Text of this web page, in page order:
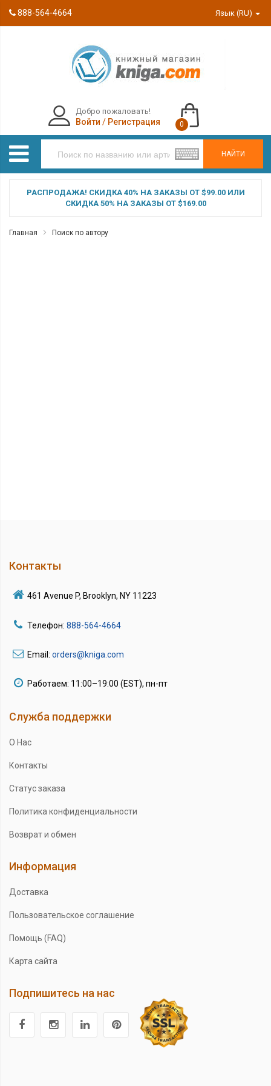
888-564-4664 Язык (RU)
НАЙТИ
Добро пожаловать!
Войти / Регистрация 0
РАСПРОДАЖА! СКИДКА 40% НА ЗАКАЗЫ ОТ $99.00 ИЛИ
СКИДКА 50% НА ЗАКАЗЫ ОТ $169.00
Главная Поиск по автору
Контакты
461 Avenue P, Brooklyn, NY 11223
Телефон: 888-564-4664
Email: orders@kniga.com
Работаем: 11:00–19:00 (EST), пн-пт
Служба поддержки
О Нас
Контакты
Статус заказа
Политика конфиденциальности
Возврат и обмен
Информация
Доставка
Пользовательское соглашение
Помощь (FAQ)
Карта сайта
Подпишитесь на нас